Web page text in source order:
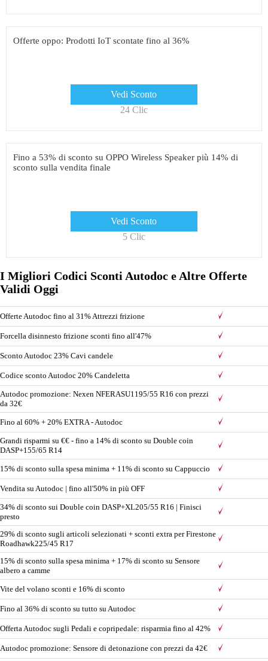
Offerte oppo: Prodotti IoT scontate fino al 36%
Vedi Sconto
24 Clic
Fino a 53% di sconto su OPPO Wireless Speaker più 14% di
sconto sulla vendita finale
Vedi Sconto
5 Clic
I Migliori Codici Sconti Autodoc e Altre Offerte
Validi Oggi
Offerte Autodoc fino al 31% Attrezzi frizione
Forcella disinnesto frizione sconti fino all'47%
Sconto Autodoc 23% Cavi candele
Codice sconto Autodoc 20% Candeletta
Autodoc promozione: Nexen NFERASU1195/55 R16 con prezzi
da 32€
Fino al 60% + 20% EXTRA - Autodoc
Grandi risparmi su €€ - fino a 14% di sconto su Double coin
DASP+155/65 R14
15% di sconto sulla spesa minima + 11% di sconto su Cappuccio
Vendita su Autodoc | fino all'50% in più OFF
34% di sconto sui Double coin DASP+XL205/55 R16 | Finisci
presto
29% di sconto sugli articoli selezionati + sconti extra per Firestone
Roadhawk225/45 R17
15% di sconto sulla spesa minima + 17% di sconto su Sensore
albero a camme
Vite del volano sconti e 16% di sconto
Fino al 36% di sconto su tutto su Autodoc
Offerta Autodoc sugli Pedali e copripedale: risparmia fino al 42%
Autodoc promozione: Sensore di detonazione con prezzi da 42€